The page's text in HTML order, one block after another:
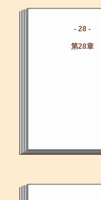
- 28 -
第28章